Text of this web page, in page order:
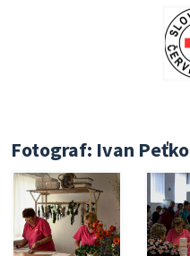
Fotograf: Ivan Peťko